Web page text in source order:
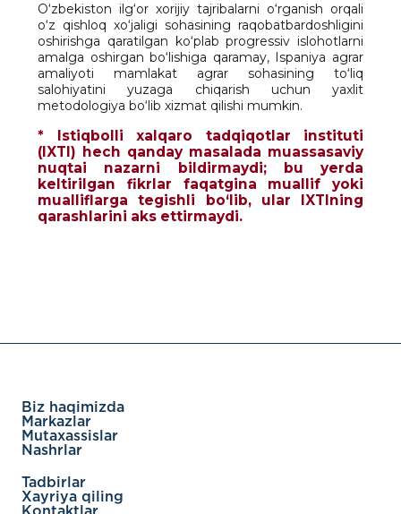
O‘zbekiston ilg‘or xorijiy tajribalarni o‘rganish orqali
o‘z qishloq xo‘jaligi sohasining raqobatbardoshligini
oshirishga qaratilgan ko‘plab progressiv islohotlarni
amalga oshirgan bo‘lishiga qaramay, Ispaniya agrar
amaliyoti mamlakat agrar sohasining to‘liq
salohiyatini yuzaga chiqarish uchun yaxlit
metodologiya bo‘lib xizmat qilishi mumkin.
* Istiqbolli xalqaro tadqiqotlar instituti
(IXTI) hech qanday masalada muassasaviy
nuqtai nazarni bildirmaydi; bu yerda
keltirilgan fikrlar faqatgina muallif yoki
mualliflarga tegishli bo‘lib, ular IXTIning
qarashlarini aks ettirmaydi.
Biz haqimizda
Markazlar
Mutaxassislar
Nashrlar
Tadbirlar
Xayriya qiling